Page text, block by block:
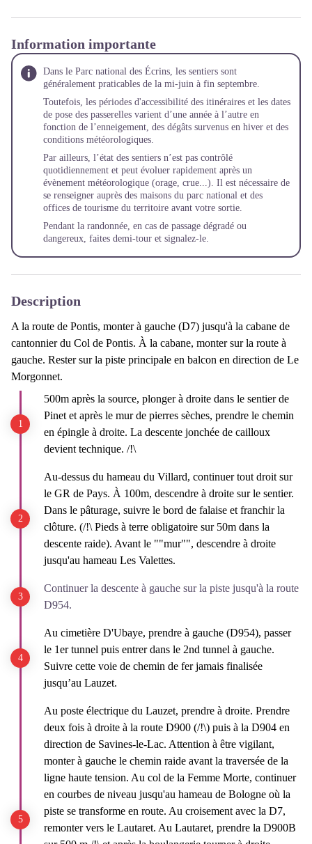
Information importante
Dans le Parc national des Écrins, les sentiers sont
généralement praticables de la mi-juin à fin septembre.
Toutefois, les périodes d'accessibilité des itinéraires et les dates
de pose des passerelles varient d’une année à l’autre en
fonction de l’enneigement, des dégâts survenus en hiver et des
conditions météorologiques.
Par ailleurs, l’état des sentiers n’est pas contrôlé
quotidiennement et peut évoluer rapidement après un
évènement météorologique (orage, crue...). Il est nécessaire de
se renseigner auprès des maisons du parc national et des
offices de tourisme du territoire avant votre sortie.
Pendant la randonnée, en cas de passage dégradé ou
dangereux, faites demi-tour et signalez-le
Description
A la route de Pontis, monter à gauche (D7) jusqu'à la cabane de
cantonnier du Col de Pontis. À la cabane, monter sur la route à
gauche. Rester sur la piste principale en balcon en direction de Le
Morgonnet.
500m après la source, plonger à droite dans le sentier de
Pinet et après le mur de pierres sèches, prendre le chemin
en épingle à droite. La descente jonchée de cailloux
devient technique. /!\
Au-dessus du hameau du Villard, continuer tout droit sur
le GR de Pays. À 100m, descendre à droite sur le sentier.
Dans le pâturage, suivre le bord de falaise et franchir la
clôture. (/!\ Pieds à terre obligatoire sur 50m dans la
descente raide). Avant le ""mur"", descendre à droite
jusqu'au hameau Les Valettes.
Continuer la descente à gauche sur la piste jusqu'à la route
D954.
Au cimetière D'Ubaye, prendre à gauche (D954), passer
le 1er tunnel puis entrer dans le 2nd tunnel à gauche.
Suivre cette voie de chemin de fer jamais finalisée
jusqu’au Lauzet.
Au poste électrique du Lauzet, prendre à droite. Prendre
deux fois à droite à la route D900 (/!\) puis à la D904 en
direction de Savines-le-Lac. Attention à être vigilant,
monter à gauche le chemin raide avant la traversée de la
ligne haute tension. Au col de la Femme Morte, continuer
en courbes de niveau jusqu'au hameau de Bologne où la
piste se transforme en route. Au croisement avec la D7,
remonter vers le Lautaret. Au Lautaret, prendre la D900B